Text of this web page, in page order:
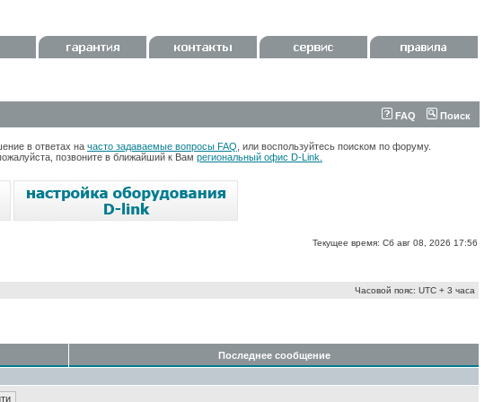
FAQ Поиск
в ответах на часто задаваемые вопросы FAQ , или воспользуйтесь поиском по форуму.
позвоните в ближайший к Вам региональный офис D-Link.
Текущее время: Сб авг 08, 2026 17:56
Часовой пояс: UTC + 3 часа
Последнее сообщение